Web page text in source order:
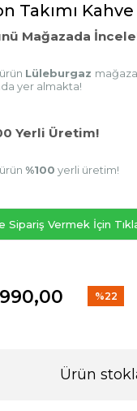
Takımı Kahve
Mağazada
Lüleburgaz
yer almakta!
Yerli Üretim!
%100 yerli üretim!
Vermek İçin
%22
Ürün